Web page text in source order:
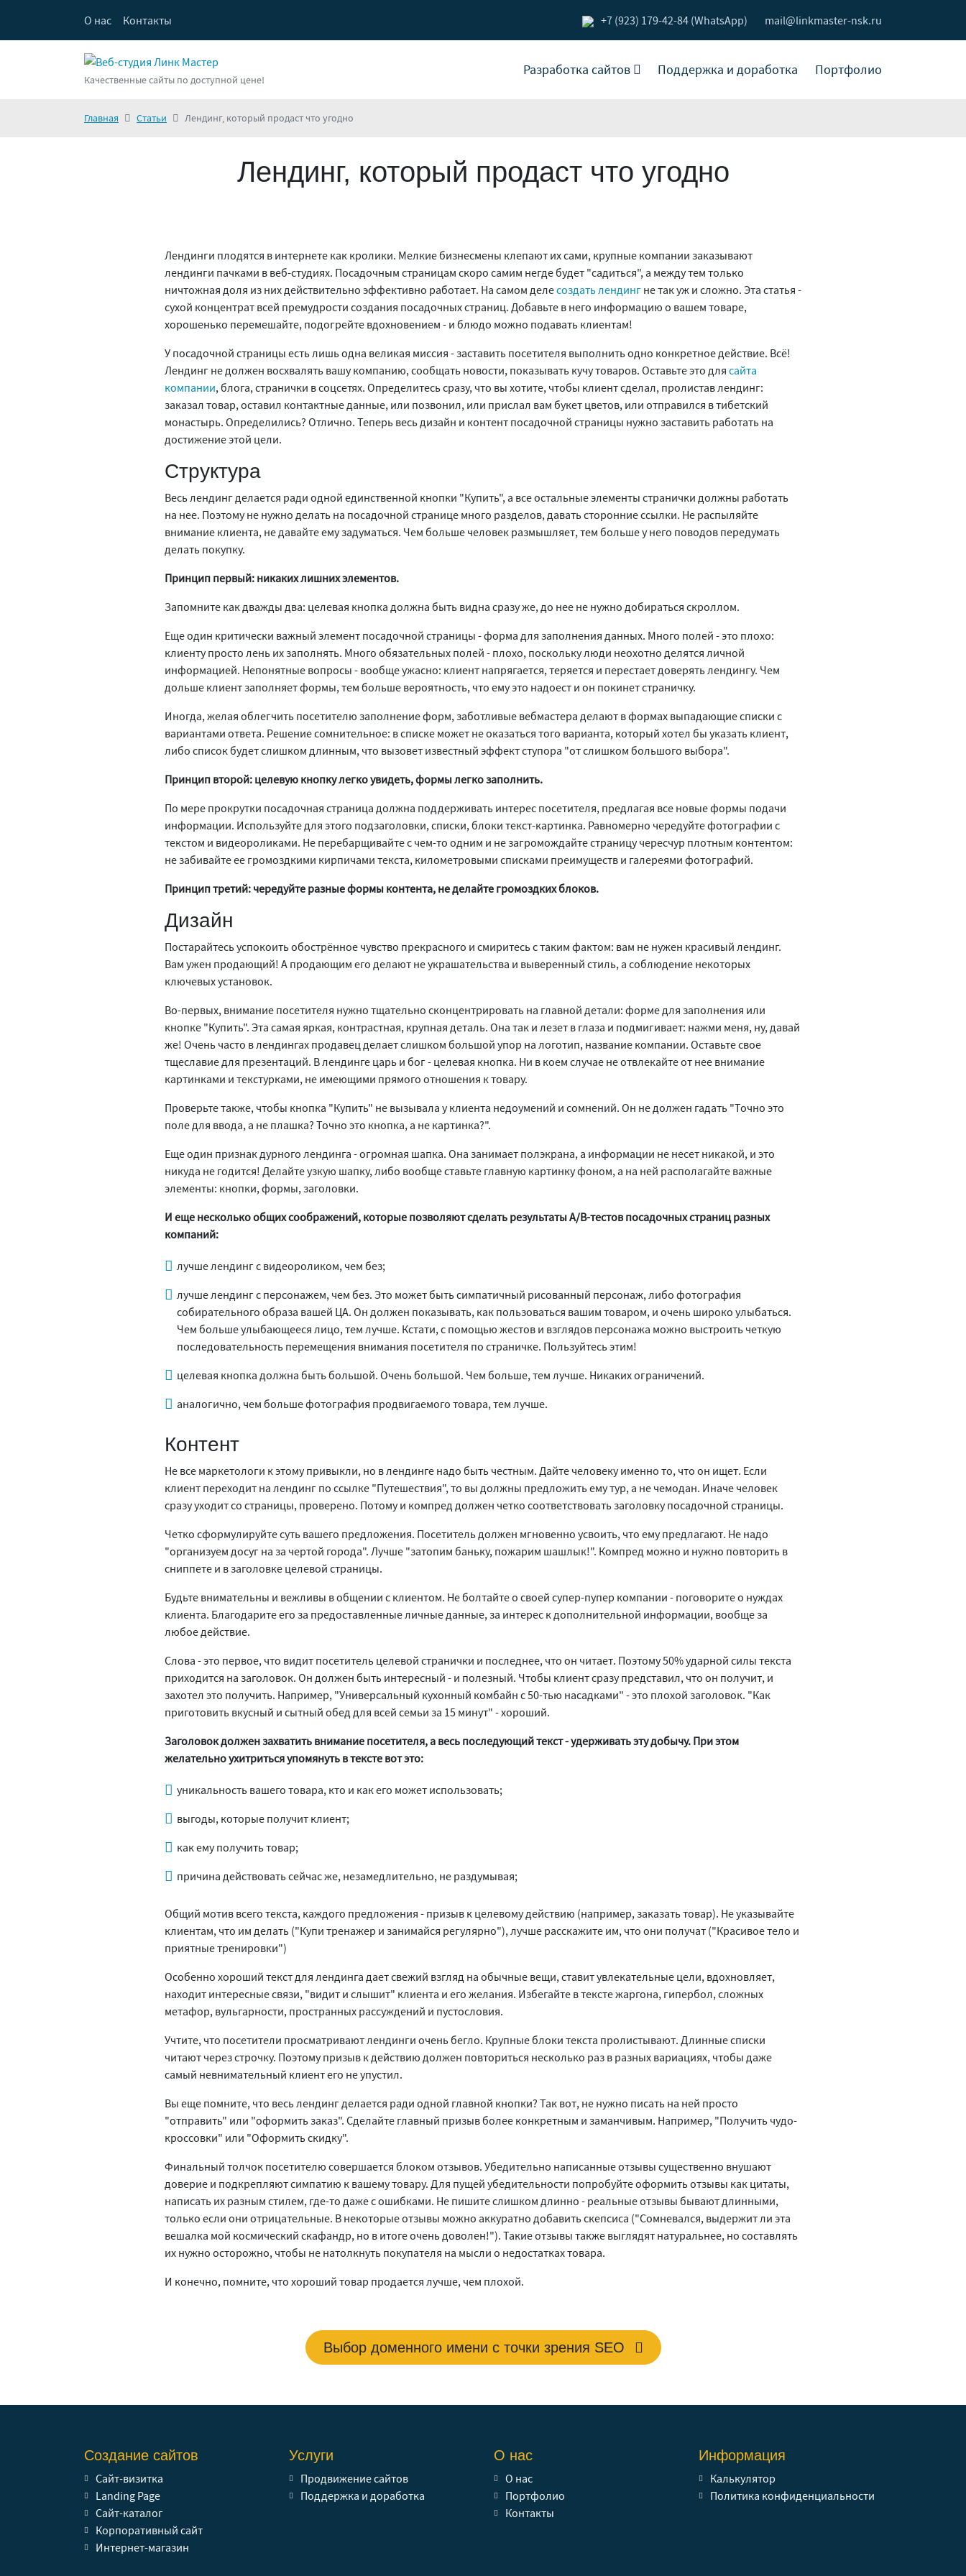
О нас Контакты +7 (923) 179-42-84 (WhatsApp) mail@linkmaster-nsk.ru
Качественные сайты по доступной цене!
Разработка сайтов Поддержка и доработка Портфолио
Главная Статьи Лендинг, который продаст что угодно
Лендинг, который продаст что угодно
Лендинги плодятся в интернете как кролики. Мелкие бизнесмены клепают их сами, крупные компании заказывают
лендинги пачками в веб-студиях. Посадочным страницам скоро самим негде будет "садиться", а между тем только
ничтожная доля из них действительно эффективно работает. На самом делесоздать лендинг не так уж и сложно. Эта статья -
сухой концентрат всей премудрости создания посадочных страниц. Добавьте в него информацию о вашем товаре,
хорошенько перемешайте, подогрейте вдохновением - и блюдо можно подавать клиентам!
У посадочной страницы есть лишь одна великая миссия - заставить посетителя выполнить одно конкретное действие. Всё!
Лендинг не должен восхвалять вашу компанию, сообщать новости, показывать кучу товаров. Оставьте это для сайта
компании, блога, странички в соцсетях. Определитесь сразу, что вы хотите, чтобы клиент сделал, пролистав лендинг:
заказал товар, оставил контактные данные, или позвонил, или прислал вам букет цветов, или отправился в тибетский
монастырь. Определились? Отлично. Теперь весь дизайн и контент посадочной страницы нужно заставить работать на
достижение этой цели.
Структура
Весь лендинг делается ради одной единственной кнопки "Купить", а все остальные элементы странички должны работать
на нее. Поэтому не нужно делать на посадочной странице много разделов, давать сторонние ссылки. Не распыляйте
внимание клиента, не давайте ему задуматься. Чем больше человек размышляет, тем больше у него поводов передумать
делать покупку.
Принцип первый: никаких лишних элементов.
Запомните как дважды два: целевая кнопка должна быть видна сразу же, до нее не нужно добираться скроллом.
Еще один критически важный элемент посадочной страницы - форма для заполнения данных. Много полей - это плохо:
клиенту просто лень их заполнять. Много обязательных полей - плохо, поскольку люди неохотно делятся личной
информацией. Непонятные вопросы - вообще ужасно: клиент напрягается, теряется и перестает доверять лендингу. Чем
дольше клиент заполняет формы, тем больше вероятность, что ему это надоест и он покинет страничку.
Иногда, желая облегчить посетителю заполнение форм, заботливые вебмастера делают в формах выпадающие списки с
вариантами ответа. Решение сомнительное: в списке может не оказаться того варианта, который хотел бы указать клиент,
либо список будет слишком длинным, что вызовет известный эффект ступора "от слишком большого выбора".
Принцип второй: целевую кнопку легко увидеть, формы легко заполнить.
По мере прокрутки посадочная страница должна поддерживать интерес посетителя, предлагая все новые формы подачи
информации. Используйте для этого подзаголовки, списки, блоки текст-картинка. Равномерно чередуйте фотографии с
текстом и видеороликами. Не перебарщивайте с чем-то одним и не загромождайте страницу чересчур плотным контентом:
не забивайте ее громоздкими кирпичами текста, километровыми списками преимуществ и галереями фотографий.
Принцип третий: чередуйте разные формы контента, не делайте громоздких блоков.
Дизайн
Постарайтесь успокоить обострённое чувство прекрасного и смиритесь с таким фактом: вам не нужен красивый лендинг.
Вам ужен продающий! А продающим его делают не украшательства и выверенный стиль, а соблюдение некоторых
ключевых установок.
Во-первых, внимание посетителя нужно тщательно сконцентрировать на главной детали: форме для заполнения или
кнопке "Купить". Эта самая яркая, контрастная, крупная деталь. Она так и лезет в глаза и подмигивает: нажми меня, ну, давай
же! Очень часто в лендингах продавец делает слишком большой упор на логотип, название компании. Оставьте свое
тщеславие для презентаций. В лендинге царь и бог - целевая кнопка. Ни в коем случае не отвлекайте от нее внимание
картинками и текстурками, не имеющими прямого отношения к товару.
Проверьте также, чтобы кнопка "Купить" не вызывала у клиента недоумений и сомнений. Он не должен гадать "Точно это
поле для ввода, а не плашка? Точно это кнопка, а не картинка?".
Еще один признак дурного лендинга - огромная шапка. Она занимает полэкрана, а информации не несет никакой, и это
никуда не годится! Делайте узкую шапку, либо вообще ставьте главную картинку фоном, а на ней располагайте важные
элементы: кнопки, формы, заголовки.
И еще несколько общих соображений, которые позволяют сделать результаты A/B-тестов посадочных страниц разных
компаний:
лучше лендинг с видеороликом, чем без;
лучше лендинг с персонажем, чем без. Это может быть симпатичный рисованный персонаж, либо фотография
собирательного образа вашей ЦА. Он должен показывать, как пользоваться вашим товаром, и очень широко улыбаться.
Чем больше улыбающееся лицо, тем лучше. Кстати, с помощью жестов и взглядов персонажа можно выстроить четкую
последовательность перемещения внимания посетителя по страничке. Пользуйтесь этим!
целевая кнопка должна быть большой. Очень большой. Чем больше, тем лучше. Никаких ограничений.
аналогично, чем больше фотография продвигаемого товара, тем лучше.
Контент
Не все маркетологи к этому привыкли, но в лендинге надо быть честным. Дайте человеку именно то, что он ищет. Если
клиент переходит на лендинг по ссылке "Путешествия", то вы должны предложить ему тур, а не чемодан. Иначе человек
сразу уходит со страницы, проверено. Потому и компред должен четко соответствовать заголовку посадочной страницы.
Четко сформулируйте суть вашего предложения. Посетитель должен мгновенно усвоить, что ему предлагают. Не надо
"организуем досуг на за чертой города". Лучше "затопим баньку, пожарим шашлык!". Компред можно и нужно повторить в
сниппете и в заголовке целевой страницы.
Будьте внимательны и вежливы в общении с клиентом. Не болтайте о своей супер-пупер компании - поговорите о нуждах
клиента. Благодарите его за предоставленные личные данные, за интерес к дополнительной информации, вообще за
любое действие.
Слова - это первое, что видит посетитель целевой странички и последнее, что он читает. Поэтому 50% ударной силы текста
приходится на заголовок. Он должен быть интересный - и полезный. Чтобы клиент сразу представил, что он получит, и
захотел это получить. Например, "Универсальный кухонный комбайн с 50-тью насадками" - это плохой заголовок. "Как
приготовить вкусный и сытный обед для всей семьи за 15 минут" - хороший.
Заголовок должен захватить внимание посетителя, а весь последующий текст - удерживать эту добычу. При этом
желательно ухитриться упомянуть в тексте вот это:
уникальность вашего товара, кто и как его может использовать;
выгоды, которые получит клиент;
как ему получить товар;
причина действовать сейчас же, незамедлительно, не раздумывая;
Общий мотив всего текста, каждого предложения - призыв к целевому действию (например, заказать товар). Не указывайте
клиентам, что им делать ("Купи тренажер и занимайся регулярно"), лучше расскажите им, что они получат ("Красивое тело и
приятные тренировки")
Особенно хороший текст для лендинга дает свежий взгляд на обычные вещи, ставит увлекательные цели, вдохновляет,
находит интересные связи, "видит и слышит" клиента и его желания. Избегайте в тексте жаргона, гипербол, сложных
метафор, вульгарности, пространных рассуждений и пустословия.
Учтите, что посетители просматривают лендинги очень бегло. Крупные блоки текста пролистывают. Длинные списки
читают через строчку. Поэтому призыв к действию должен повториться несколько раз в разных вариациях, чтобы даже
самый невнимательный клиент его не упустил.
Вы еще помните, что весь лендинг делается ради одной главной кнопки? Так вот, не нужно писать на ней просто
"отправить" или "оформить заказ". Сделайте главный призыв более конкретным и заманчивым. Например, "Получить чудо-
кроссовки" или "Оформить скидку".
Финальный толчок посетителю совершается блоком отзывов. Убедительно написанные отзывы существенно внушают
доверие и подкрепляют симпатию к вашему товару. Для пущей убедительности попробуйте оформить отзывы как цитаты,
написать их разным стилем, где-то даже с ошибками. Не пишите слишком длинно - реальные отзывы бывают длинными,
только если они отрицательные. В некоторые отзывы можно аккуратно добавить скепсиса ("Сомневался, выдержит ли эта
вешалка мой космический скафандр, но в итоге очень доволен!"). Такие отзывы также выглядят натуральнее, но составлять
их нужно осторожно, чтобы не натолкнуть покупателя на мысли о недостатках товара.
И конечно, помните, что хороший товар продается лучше, чем плохой.
Выбор доменного имени с точки зрения SEO
Создание сайтов
Сайт-визитка
Landing Page
Сайт-каталог
Корпоративный сайт
Интернет-магазин
Услуги
Продвижение сайтов
Поддержка и доработка
О нас
О нас
Портфолио
Контакты
Информация
Калькулятор
Политика конфиденциальности